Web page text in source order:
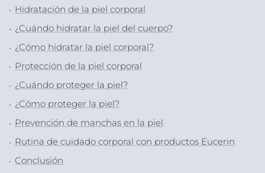
Hidratación de la piel corporal
¿Cuándo hidratar la piel del cuerpo?
¿Cómo hidratar la piel corporal?
Protección de la piel corporal
¿Cuándo proteger la piel?
¿Cómo proteger la piel?
Prevención de manchas en la piel
Rutina de cuidado corporal con productos Eucerin
Conclusión